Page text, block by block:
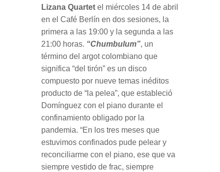
Lizana Quartet el miércoles 14 de abril
en el Café Berlín en dos sesiones, la
primera a las 19:00 y la segunda a las
21:00 horas. “Chumbulum”, un
término del argot colombiano que
significa “del tirón” es un disco
compuesto por nueve temas inéditos
producto de “la pelea”, que estableció
Domínguez con el piano durante el
confinamiento obligado por la
pandemia. “En los tres meses que
estuvimos confinados pude pelear y
reconciliarme con el piano, ese que va
siempre vestido de frac, siempre